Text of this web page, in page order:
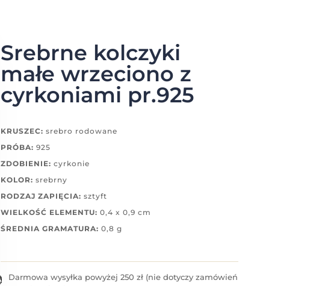
Srebrne kolczyki
małe wrzeciono z
cyrkoniami pr.925
KRUSZEC: srebro rodowane
PRÓBA: 925
ZDOBIENIE: cyrkonie
KOLOR: srebrny
RODZAJ ZAPIĘCIA: sztyft
WIELKOŚĆ ELEMENTU: 0,4 x 0,9 cm
ŚREDNIA GRAMATURA: 0,8 g
Darmowa wysyłka powyżej 250 zł (nie dotyczy zamówień